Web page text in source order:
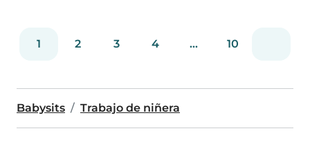
1 2 3 4 ... 10
Babysits Trabajo de niñera